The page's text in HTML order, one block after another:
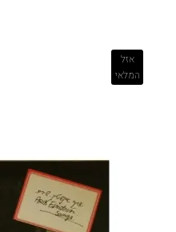
אזל
המלאי